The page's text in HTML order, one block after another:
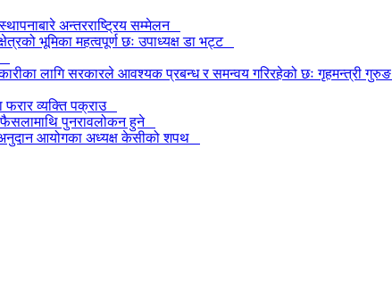
अन्तरराष्ट्रिय सम्मेलन
भूमिका महत्वपूर्ण छः उपाध्यक्ष डा भट्ट
लागि सरकारले आवश्यक प्रबन्ध र समन्वय गरिरहेको छः गृहमन्त्री
फरार व्यक्ति पक्राउ
पुनरावलोकन हुने
अनुदान आयोगका अध्यक्ष केसीको शपथ